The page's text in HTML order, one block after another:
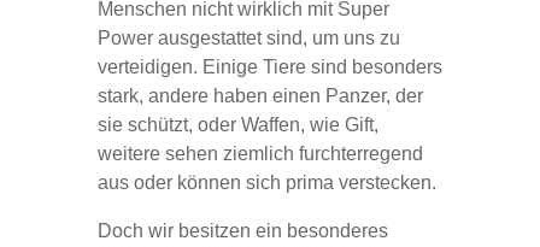
Menschen nicht wirklich mit Super
Power ausgestattet sind, um uns zu
verteidigen. Einige Tiere sind besonders
stark, andere haben einen Panzer, der
sie schützt, oder Waffen, wie Gift,
weitere sehen ziemlich furchterregend
aus oder können sich prima verstecken.
Doch wir besitzen ein besonderes